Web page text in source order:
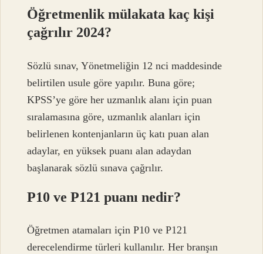
Öğretmenlik mülakata kaç kişi
çağrılır 2024?
Sözlü sınav, Yönetmeliğin 12 nci maddesinde
belirtilen usule göre yapılır. Buna göre;
KPSS’ye göre her uzmanlık alanı için puan
sıralamasına göre, uzmanlık alanları için
belirlenen kontenjanların üç katı puan alan
adaylar, en yüksek puanı alan adaydan
başlanarak sözlü sınava çağrılır.
P10 ve P121 puanı nedir?
Öğretmen atamaları için P10 ve P121
derecelendirme türleri kullanılır. Her branşın